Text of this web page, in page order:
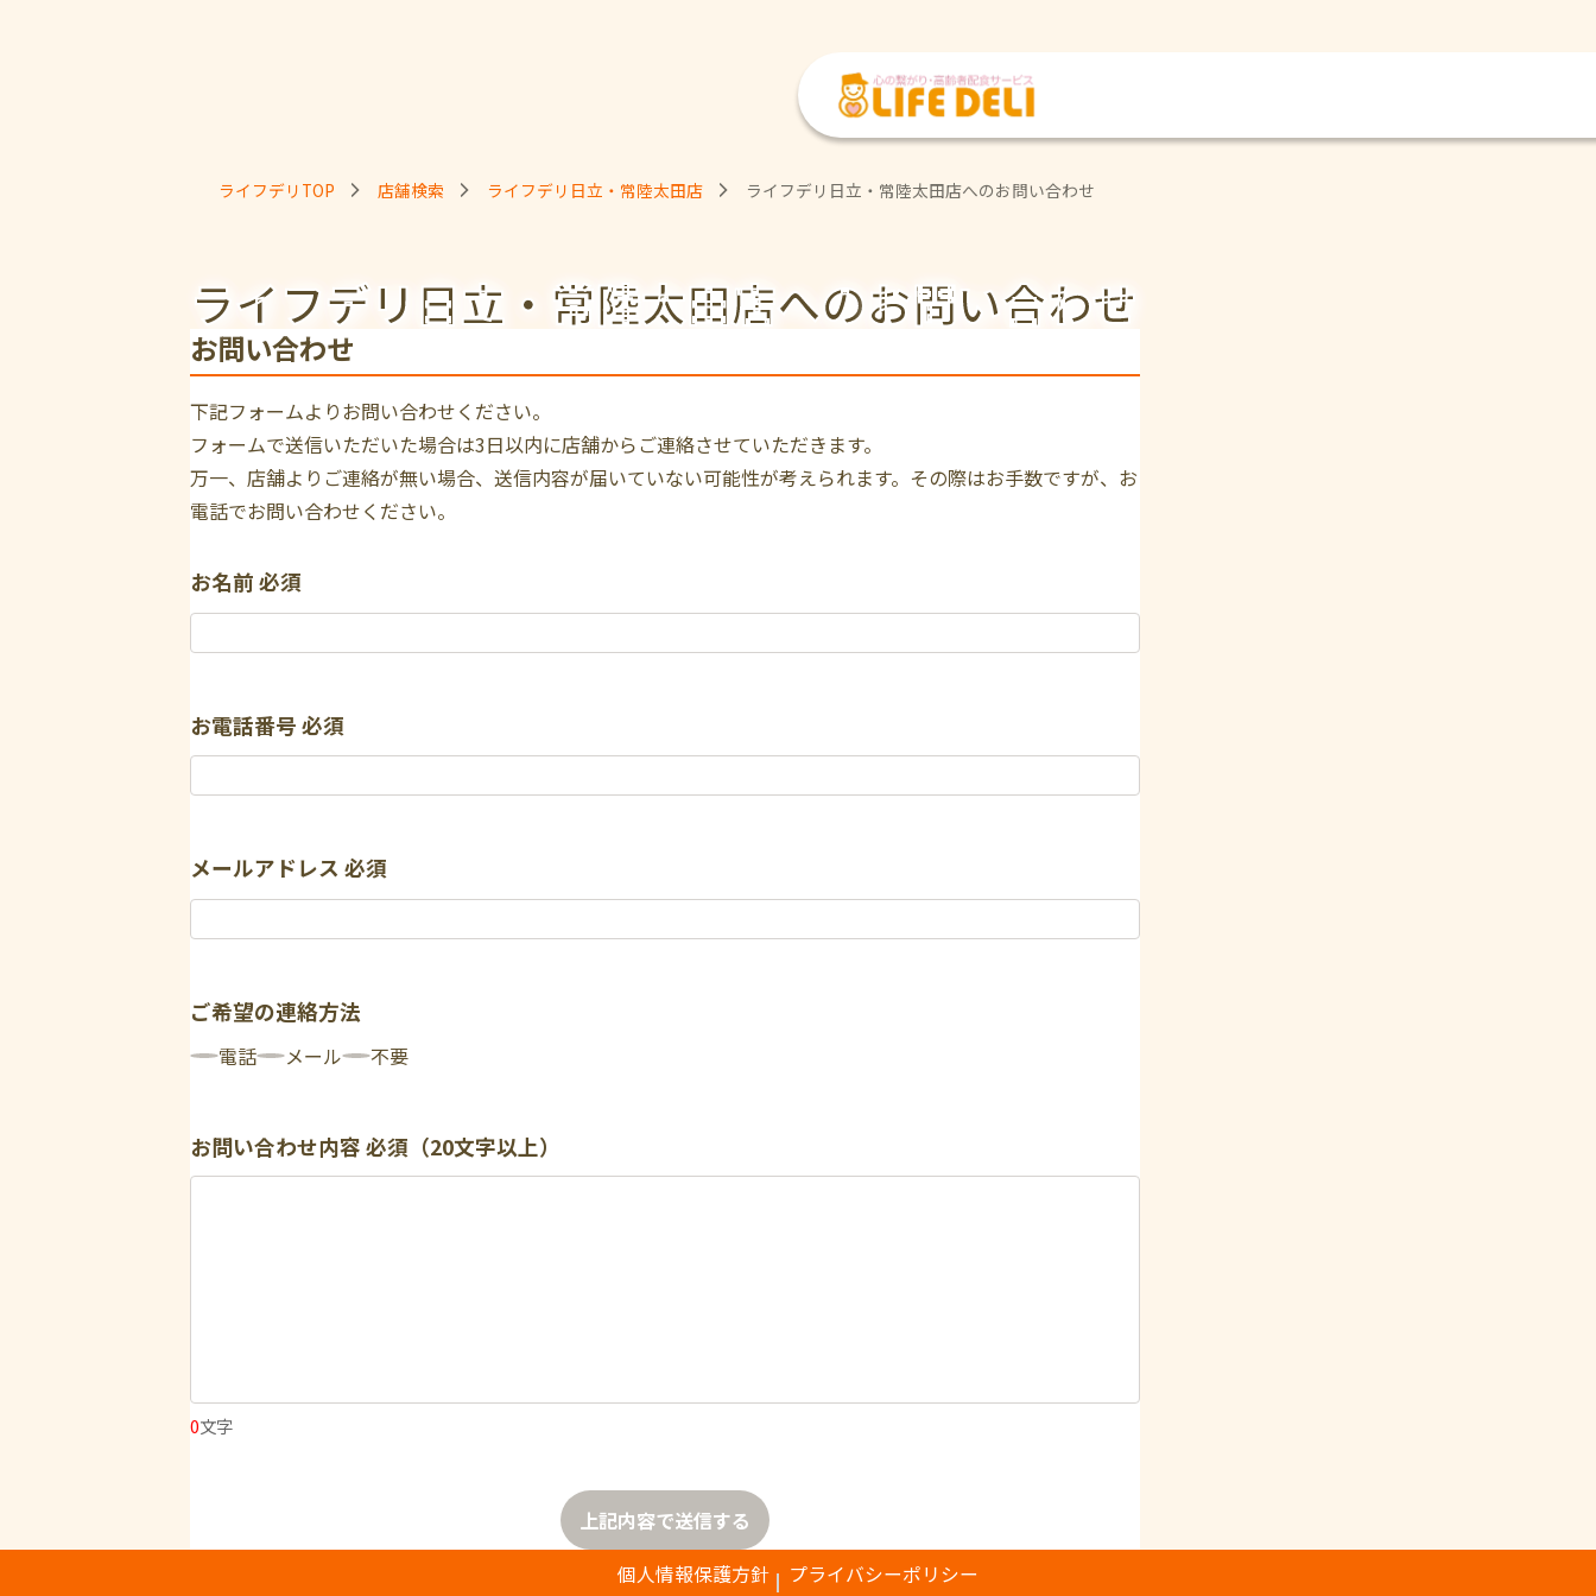
ライフデリTOP 店舗検索 ライフデリ日立・常陸太田店 ライフデリ日立・常陸太田店へのお問い合わせ
ライフデリ日立・常陸太田店へのお問い合わせ
お問い合わせ
下記フォームよりお問い合わせください。
フォームで送信いただいた場合は3日以内に店舗からご連絡させていただきます。
万一、店舗よりご連絡が無い場合、送信内容が届いていない可能性が考えられます。その際はお手数ですが、お
電話でお問い合わせください。
お名前必須
お電話番号必須
メールアドレス 必須
ご希望の連絡方法
電話 メール 不要
お問い合わせ内容必須（20文字以上）
0文字
上記内容で送信する
個人情報保護方針 プライバシーポリシー